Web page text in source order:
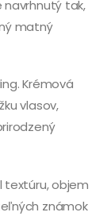
navrhnutý tak,
matný
Krémová
vlasov,
textúru, objem
známok